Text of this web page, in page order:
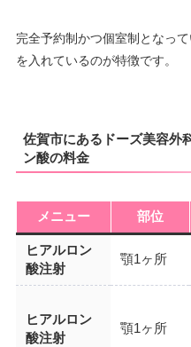
完全予約制かつ個室制となっ
を入れているのが特徴です。
佐賀市にあるドーズ美容外
ン酸の料金
メニュー 部位
ヒアルロン
酸注射
顎1ヶ所
ヒアルロン
酸注射
顎1ヶ所